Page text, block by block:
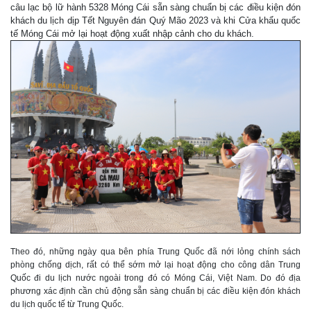
câu lạc bộ lữ hành 5328 Móng Cái sẵn sàng chuẩn bị các điều kiện đón
khách du lịch dịp Tết Nguyên đán Quý Mão 2023 và khi Cửa khẩu quốc
tế Móng Cái mở lại hoạt động xuất nhập cảnh cho du khách.
Theo đó, những ngày qua bên phía Trung Quốc đã nới lỏng chính sách
phòng chống dịch, rất có thể sớm mở lại hoạt động cho công dân Trung
Quốc đi du lịch nước ngoài trong đó có Móng Cái, Việt Nam. Do đó địa
phương xác định cần chủ động sẵn sàng chuẩn bị các điều kiện đón khách
du lịch quốc tế từ Trung Quốc.